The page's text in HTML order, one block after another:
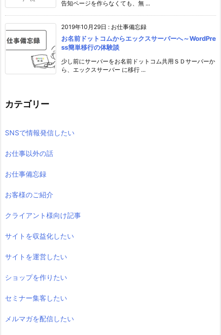
告知ページを作らなくても、無 ...
2019年10月29日 : お仕事備忘録
お名前ドットコムからエックスサーバーへ～WordPre
ss簡単移行の体験談
少し前にサーバーをお名前ドットコム共用ＳＤサーバーか
ら、エックスサーバー に移行 ...
カテゴリー
SNSで情報発信したい
お仕事以外の話
お仕事備忘録
お客様のご紹介
クライアント様向け記事
サイトを収益化したい
サイトを運営したい
ショップを作りたい
セミナー集客したい
メルマガを配信したい